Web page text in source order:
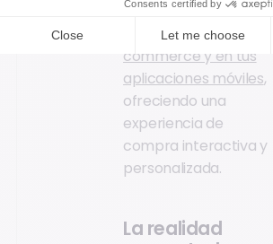
soluciones de realidad
aumentada en tu e-
commerce y en tus
aplicaciones móviles,
ofreciendo una
experiencia de
compra interactiva y
personalizada.
La realidad